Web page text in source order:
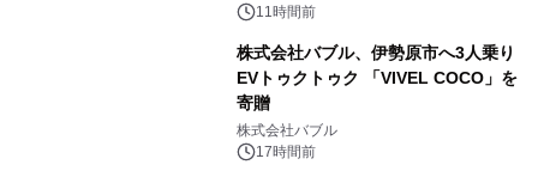
メニューが展開されます
11時間前
株式会社バブル、伊勢原市へ3人乗り
EVトゥクトゥク 「VIVEL COCO」を
寄贈
株式会社バブル
17時間前